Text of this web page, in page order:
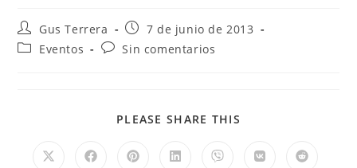
Gus Terrera
7 de junio de 2013
Eventos
Sin comentarios
PLEASE SHARE THIS